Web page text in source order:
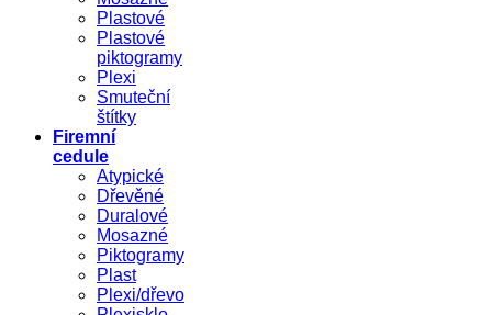
Plastové
Plastové
piktogramy
Plexi
Smuteční
štítky
Firemní
cedule
Atypické
Dřevěné
Duralové
Mosazné
Piktogramy
Plast
Plexi/dřevo